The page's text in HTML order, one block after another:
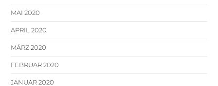
MAI 2020
APRIL 2020
MÄRZ 2020
FEBRUAR 2020
JANUAR 2020